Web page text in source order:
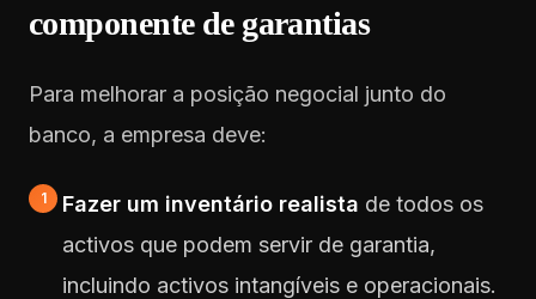
componente de garantias
Para melhorar a posição negocial junto do
banco, a empresa deve:
Fazer um inventário realista de todos os
activos que podem servir de garantia,
incluindo activos intangíveis e operacionais.